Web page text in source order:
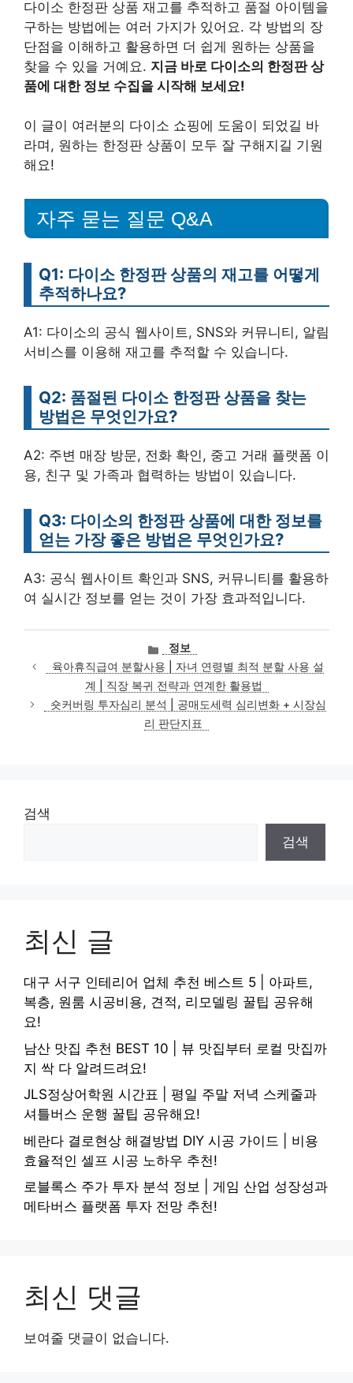
다이소 한정판 상품 재고를 추적하고 품절 아이템을
구하는 방법에는 여러 가지가 있어요. 각 방법의 장
단점을 이해하고 활용하면 더 쉽게 원하는 상품을
찾을 수 있을 거예요. 지금 바로 다이소의 한정판 상
품에 대한 정보 수집을 시작해 보세요!
이 글이 여러분의 다이소 쇼핑에 도움이 되었길 바
라며, 원하는 한정판 상품이 모두 잘 구해지길 기원
해요!
자주 묻는 질문 Q&A
Q1: 다이소 한정판 상품의 재고를 어떻게
추적하나요?
A1: 다이소의 공식 웹사이트, SNS와 커뮤니티, 알림
서비스를 이용해 재고를 추적할 수 있습니다.
Q2: 품절된 다이소 한정판 상품을 찾는
방법은 무엇인가요?
A2: 주변 매장 방문, 전화 확인, 중고 거래 플랫폼 이
용, 친구 및 가족과 협력하는 방법이 있습니다.
Q3: 다이소의 한정판 상품에 대한 정보를
얻는 가장 좋은 방법은 무엇인가요?
A3: 공식 웹사이트 확인과 SNS, 커뮤니티를 활용하
여 실시간 정보를 얻는 것이 가장 효과적입니다.
카
테
고
리
정보
육아휴직급여 분할사용 | 자녀 연령별 최적 분할 사용 설
계 | 직장 복귀 전략과 연계한 활용법
숏커버링 투자심리 분석 | 공매도세력 심리변화 + 시장심
리 판단지표
검색
검색
최신 글
대구 서구 인테리어 업체 추천 베스트 5 | 아파트,
복층, 원룸 시공비용, 견적, 리모델링 꿀팁 공유해
요!
남산 맛집 추천 BEST 10 | 뷰 맛집부터 로컬 맛집까
지 싹 다 알려드려요!
JLS정상어학원 시간표 | 평일 주말 저녁 스케줄과
셔틀버스 운행 꿀팁 공유해요!
베란다 결로현상 해결방법 DIY 시공 가이드 | 비용
효율적인 셀프 시공 노하우 추천!
로블록스 주가 투자 분석 정보 | 게임 산업 성장성과
메타버스 플랫폼 투자 전망 추천!
최신 댓글
보여줄 댓글이 없습니다.